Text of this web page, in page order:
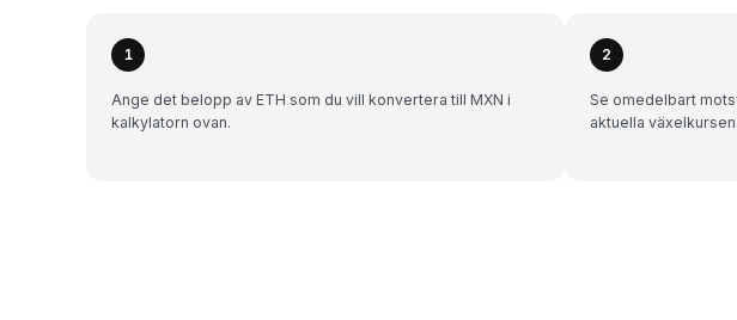
1
Ange det belopp av ETH som du vill konvertera till MXN i
kalkylatorn ovan.
2
Se omedelbart
aktuella